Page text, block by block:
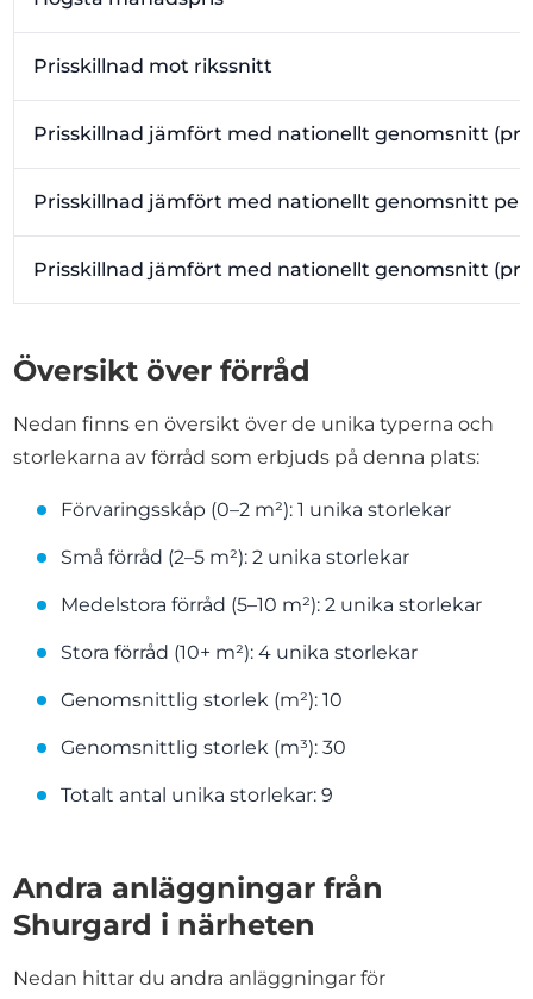
Prisskillnad mot rikssnitt
Prisskillnad jämfört med nationellt genomsnitt
Prisskillnad jämfört med nationellt genomsnitt per
Prisskillnad jämfört med nationellt genomsnitt
Översikt över förråd
Nedan finns en översikt över de unika typerna och
storlekarna av förråd som erbjuds på denna plats:
Förvaringsskåp (0–2 m²): 1 unika storlekar
Små förråd (2–5 m²): 2 unika storlekar
Medelstora förråd (5–10 m²): 2 unika storlekar
Stora förråd (10+ m²): 4 unika storlekar
Genomsnittlig storlek (m²): 10
Genomsnittlig storlek (m³): 30
Totalt antal unika storlekar: 9
Andra anläggningar från
Shurgard i närheten
Nedan hittar du andra anläggningar för